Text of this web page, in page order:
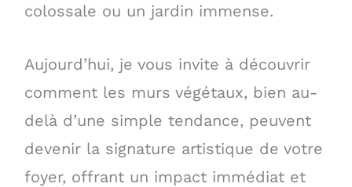
colossale ou un jardin immense.
Aujourd’hui, je vous invite à découvrir
comment les murs végétaux, bien au-
delà d’une simple tendance, peuvent
devenir la signature artistique de votre
foyer, offrant un impact immédiat et